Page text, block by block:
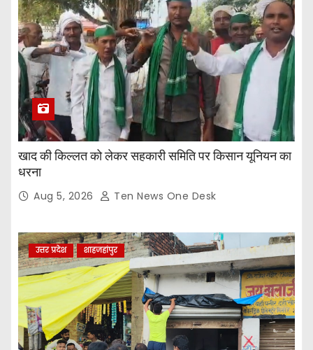
खाद की किल्लत को लेकर सहकारी समिति पर किसान यूनियन का
धरना
Aug 5, 2026 Ten News One Desk
उत्तर प्रदेश शाहजहांपुर